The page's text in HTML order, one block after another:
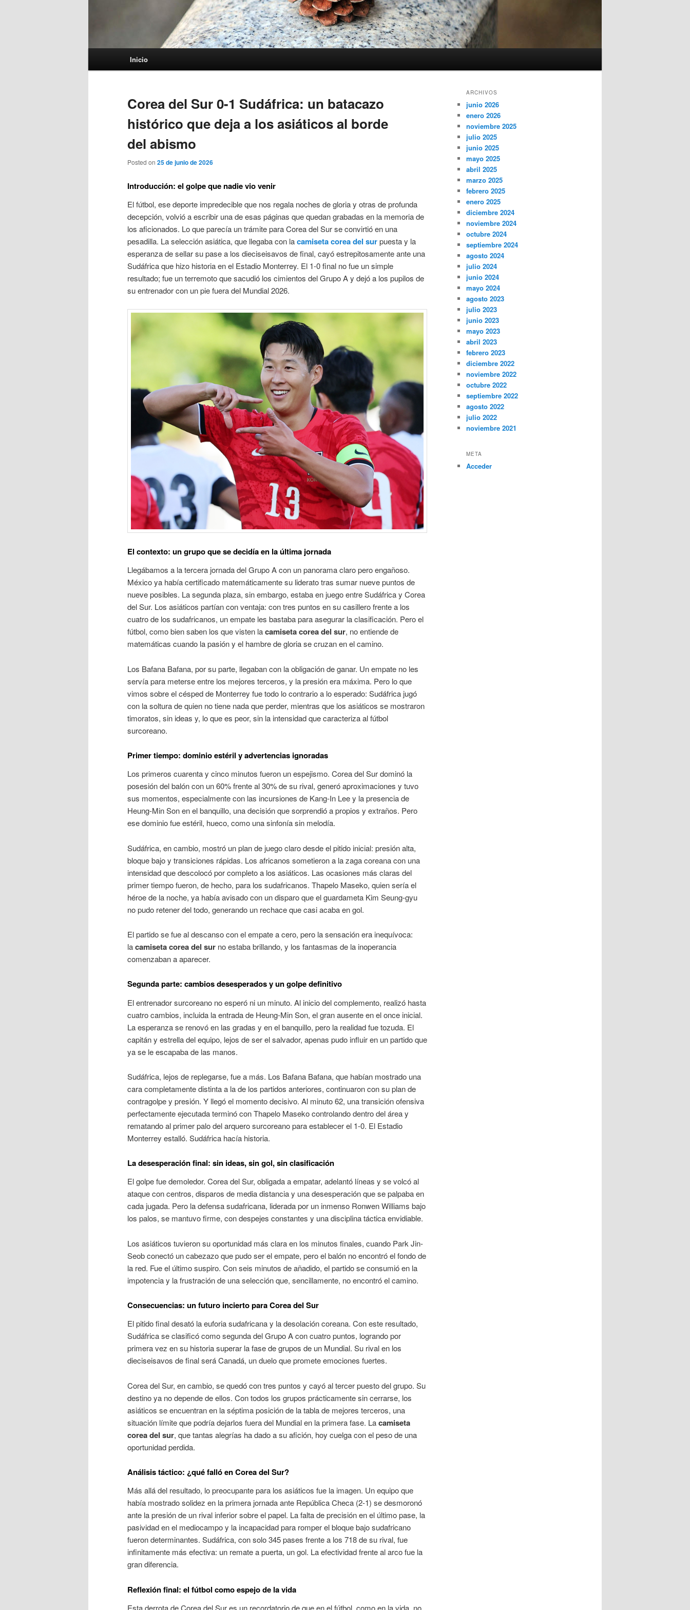
Inicio
Corea del Sur 0-1 Sudáfrica: un batacazo
histórico que deja a los asiáticos al borde
del abismo
Posted on 25 de junio de 2026
Introducción: el golpe que nadie vio venir
El fútbol, ese deporte impredecible que nos regala noches de gloria y otras de profunda
decepción, volvió a escribir una de esas páginas que quedan grabadas en la memoria de
los aficionados. Lo que parecía un trámite para Corea del Sur se convirtió en una
pesadilla. La selección asiática, que llegaba con lacamiseta corea del surpuesta y la
esperanza de sellar su pase a los dieciseisavos de final, cayó estrepitosamente ante una
Sudáfrica que hizo historia en el Estadio Monterrey. El 1-0 final no fue un simple
resultado; fue un terremoto que sacudió los cimientos del Grupo A y dejó a los pupilos de
su entrenador con un pie fuera del Mundial 2026.
El contexto: un grupo que se decidía en la última jornada
Llegábamos a la tercera jornada del Grupo A con un panorama claro pero engañoso.
México ya había certificado matemáticamente su liderato tras sumar nueve puntos de
nueve posibles. La segunda plaza, sin embargo, estaba en juego entre Sudáfrica y Corea
del Sur. Los asiáticos partían con ventaja: con tres puntos en su casillero frente a los
cuatro de los sudafricanos, un empate les bastaba para asegurar la clasificación. Pero el
fútbol, como bien saben los que visten lacamiseta corea del sur, no entiende de
matemáticas cuando la pasión y el hambre de gloria se cruzan en el camino.
Los Bafana Bafana, por su parte, llegaban con la obligación de ganar. Un empate no les
servía para meterse entre los mejores terceros, y la presión era máxima. Pero lo que
vimos sobre el césped de Monterrey fue todo lo contrario a lo esperado: Sudáfrica jugó
con la soltura de quien no tiene nada que perder, mientras que los asiáticos se mostraron
timoratos, sin ideas y, lo que es peor, sin la intensidad que caracteriza al fútbol
surcoreano.
Primer tiempo: dominio estéril y advertencias ignoradas
Los primeros cuarenta y cinco minutos fueron un espejismo. Corea del Sur dominó la
posesión del balón con un 60% frente al 30% de su rival, generó aproximaciones y tuvo
sus momentos, especialmente con las incursiones de Kang-In Lee y la presencia de
Heung-Min Son en el banquillo, una decisión que sorprendió a propios y extraños. Pero
ese dominio fue estéril, hueco, como una sinfonía sin melodía.
Sudáfrica, en cambio, mostró un plan de juego claro desde el pitido inicial: presión alta,
bloque bajo y transiciones rápidas. Los africanos sometieron a la zaga coreana con una
intensidad que descolocó por completo a los asiáticos. Las ocasiones más claras del
primer tiempo fueron, de hecho, para los sudafricanos. Thapelo Maseko, quien sería el
héroe de la noche, ya había avisado con un disparo que el guardameta Kim Seung-gyu
no pudo retener del todo, generando un rechace que casi acaba en gol.
El partido se fue al descanso con el empate a cero, pero la sensación era inequívoca:
lacamiseta corea del sur no estaba brillando, y los fantasmas de la inoperancia
comenzaban a aparecer.
Segunda parte: cambios desesperados y un golpe definitivo
El entrenador surcoreano no esperó ni un minuto. Al inicio del complemento, realizó hasta
cuatro cambios, incluida la entrada de Heung-Min Son, el gran ausente en el once inicial.
La esperanza se renovó en las gradas y en el banquillo, pero la realidad fue tozuda. El
capitán y estrella del equipo, lejos de ser el salvador, apenas pudo influir en un partido que
ya se le escapaba de las manos.
Sudáfrica, lejos de replegarse, fue a más. Los Bafana Bafana, que habían mostrado una
cara completamente distinta a la de los partidos anteriores, continuaron con su plan de
contragolpe y presión. Y llegó el momento decisivo. Al minuto 62, una transición ofensiva
perfectamente ejecutada terminó con Thapelo Maseko controlando dentro del área y
rematando al primer palo del arquero surcoreano para establecer el 1-0. El Estadio
Monterrey estalló. Sudáfrica hacía historia.
La desesperación final: sin ideas, sin gol, sin clasificación
El golpe fue demoledor. Corea del Sur, obligada a empatar, adelantó líneas y se volcó al
ataque con centros, disparos de media distancia y una desesperación que se palpaba en
cada jugada. Pero la defensa sudafricana, liderada por un inmenso Ronwen Williams bajo
los palos, se mantuvo firme, con despejes constantes y una disciplina táctica envidiable.
Los asiáticos tuvieron su oportunidad más clara en los minutos finales, cuando Park Jin-
Seob conectó un cabezazo que pudo ser el empate, pero el balón no encontró el fondo de
la red. Fue el último suspiro. Con seis minutos de añadido, el partido se consumió en la
impotencia y la frustración de una selección que, sencillamente, no encontró el camino.
Consecuencias: un futuro incierto para Corea del Sur
El pitido final desató la euforia sudafricana y la desolación coreana. Con este resultado,
Sudáfrica se clasificó como segunda del Grupo A con cuatro puntos, logrando por
primera vez en su historia superar la fase de grupos de un Mundial. Su rival en los
dieciseisavos de final será Canadá, un duelo que promete emociones fuertes.
Corea del Sur, en cambio, se quedó con tres puntos y cayó al tercer puesto del grupo. Su
destino ya no depende de ellos. Con todos los grupos prácticamente sin cerrarse, los
asiáticos se encuentran en la séptima posición de la tabla de mejores terceros, una
situación límite que podría dejarlos fuera del Mundial en la primera fase. Lacamiseta
corea del sur, que tantas alegrías ha dado a su afición, hoy cuelga con el peso de una
oportunidad perdida.
Análisis táctico: ¿qué falló en Corea del Sur?
Más allá del resultado, lo preocupante para los asiáticos fue la imagen. Un equipo que
había mostrado solidez en la primera jornada ante República Checa (2-1) se desmoronó
ante la presión de un rival inferior sobre el papel. La falta de precisión en el último pase, la
pasividad en el mediocampo y la incapacidad para romper el bloque bajo sudafricano
fueron determinantes. Sudáfrica, con solo 345 pases frente a los 718 de su rival, fue
infinitamente más efectiva: un remate a puerta, un gol. La efectividad frente al arco fue la
gran diferencia.
Reflexión final: el fútbol como espejo de la vida
Esta derrota de Corea del Sur es un recordatorio de que en el fútbol, como en la vida, no
ARCHIVOS
junio 2026
enero 2026
noviembre 2025
julio 2025
junio 2025
mayo 2025
abril 2025
marzo 2025
febrero 2025
enero 2025
diciembre 2024
noviembre 2024
octubre 2024
septiembre 2024
agosto 2024
julio 2024
junio 2024
mayo 2024
agosto 2023
julio 2023
junio 2023
mayo 2023
abril 2023
febrero 2023
diciembre 2022
noviembre 2022
octubre 2022
septiembre 2022
agosto 2022
julio 2022
noviembre 2021
META
Acceder